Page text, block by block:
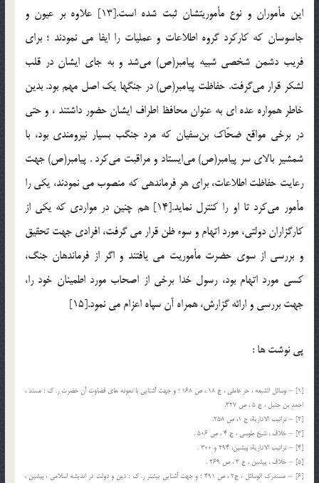
اين مأموران و نوع مأموريتشان ثبت شده است.[13] علاوه بر عيون و
جاسوسان که کارکرد گروه اطلاعات و عمليات را ايفا مي نمودند ؛ براي
فريب دشمن شخصي شبيه پيامبر(ص) مي‌شد و به جاي ايشان در قلب
لشكر قرار مي‌گرفت. حفاظت پيامبر(ص) در جنگها يك اصل مهم بود. بدين
خاطر همواره عده اي به عنوان محافظ اطراف ايشان حضور داشتند ، و حتي
در برخي مواقع ضحّاك بن‌سفيان که مرد جنگب بسيار نيرومندي بود، با
شمشير بالاي سر پيامبر(ص) مي‌ايستاد و مراقبت مي‌كرد . پيامبر(ص) جهت
رعايت حفاظت اطلاعات، براي هر فرماندهي که منصوب مي نمودند، يكي را
مأمور مي‌كرد تا او را كنترل نمايد.[14] هم چنين در مواردى كه يكى از
كارگزاران دولتى، مورد اتهام و سوء ظن قرار مى گرفت، افرادى جهت تحقيق
و بررسى از سوى حضرت مأموريت مى يافتند و اگر از فرماندهان جنگ،
كسى مورد اتهام بود، رسول خدا برخى از اصحاب مورد اطمينان خود را،
جهت بررسى و ارائه گزارش، همراه آن سپاه اعزام مى نمود.[15]
پی نوشت ها :
[1] – وسائل الشیعه ، حر عاملی ، ج 18 ، ص 168 ؛ و جهت آشنایی با نمونه های قضاوت آن حضرت ر. ک : مسند ،
احمد بن حنبل ، ج 5 ، ص 327.
[2] – تراتيب الادارية، ج 1، ص 258.
[3] – خلاف ، شیخ طوسی ، ج 4 ، ص 506 .
[4] – تراتيب الادارية، پیشین، 294 و 300 .
[5] – خلاف ، پیشین ، ج 3 ، ص 269 .
[6] – مستدرک الوسائل ، ج2 ، ص 491 ؛ و جهت آشنایی بیشتر ر. ک : دین و دولت در اندیشه اسلامی ، پیشین ،